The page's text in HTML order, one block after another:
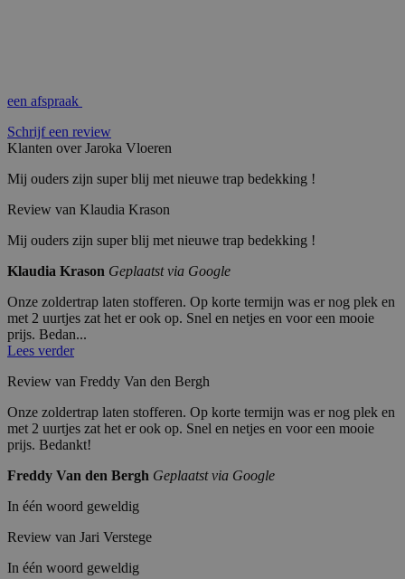
een afspraak
Schrijf een review
Klanten over Jaroka Vloeren
Mij ouders zijn super blij met nieuwe trap bedekking !
Review van Klaudia Krason
Mij ouders zijn super blij met nieuwe trap bedekking !
Klaudia Krason Geplaatst via Google
Onze zoldertrap laten stofferen. Op korte termijn was er nog plek en
met 2 uurtjes zat het er ook op. Snel en netjes en voor een mooie
prijs. Bedan...
Lees verder
Review van Freddy Van den Bergh
Onze zoldertrap laten stofferen. Op korte termijn was er nog plek en
met 2 uurtjes zat het er ook op. Snel en netjes en voor een mooie
prijs. Bedankt!
Freddy Van den Bergh Geplaatst via Google
In één woord geweldig
Review van Jari Verstege
In één woord geweldig